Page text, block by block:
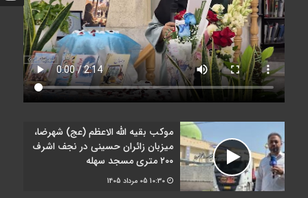
موکب بقیه الله الاعظم (عج) شهرضا،
میزبان زائران حسینی در نجف اشرف
۲۰۰ متری مسجد سهله
05 مرداد 1405